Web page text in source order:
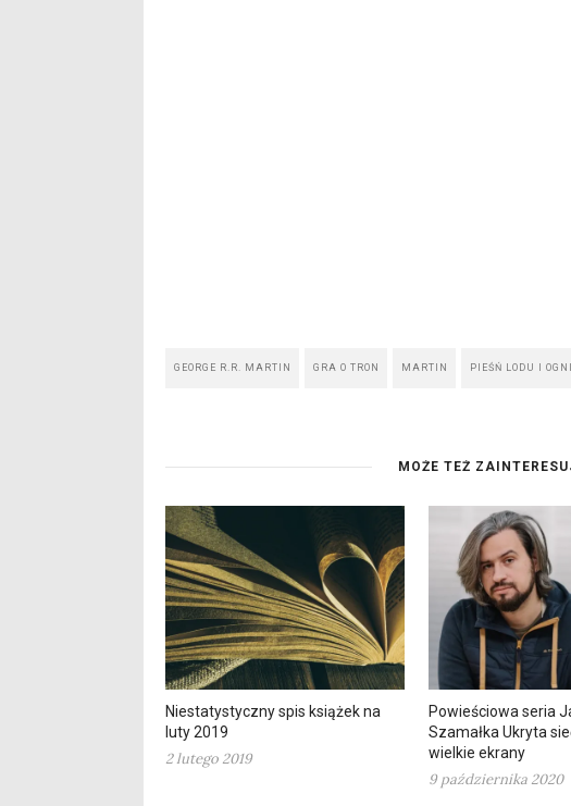
GEORGE R.R. MARTIN GRA O TRON MARTIN PIEŚŃ LODU I
MOŻE TEŻ
Niestatystyczny spis książek na
luty 2019
2 lutego 2019
Powieściowa seria
Szamałka Ukryta
wielkie ekrany
9 października 2020